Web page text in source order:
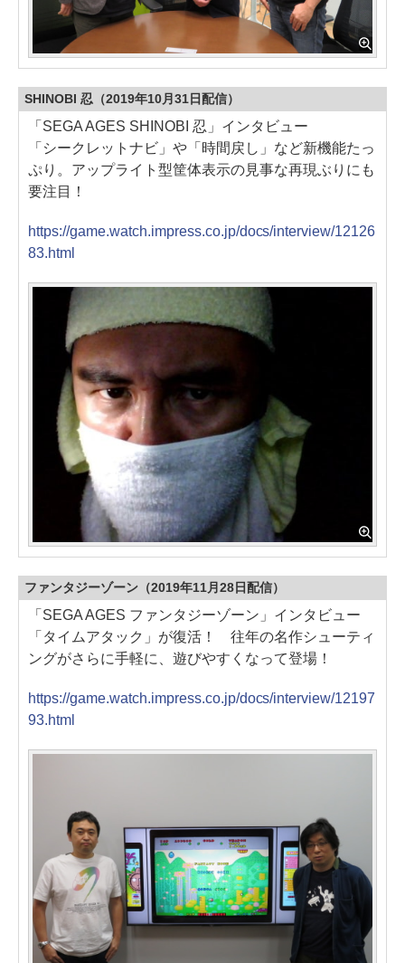
SHINOBI 忍（2019年10月31日配信）
「SEGA AGES SHINOBI 忍」インタビュー
「シークレットナビ」や「時間戻し」など新機能たっ
ぷり。アップライト型筐体表示の見事な再現ぶりにも
要注目！
https://game.watch.impress.co.jp/docs/interview/12126
83.html
ファンタジーゾーン（2019年11月28日配信）
「SEGA AGES ファンタジーゾーン」インタビュー
「タイムアタック」が復活！ 往年の名作シューティ
ングがさらに手軽に、遊びやすくなって登場！
https://game.watch.impress.co.jp/docs/interview/12197
93.html